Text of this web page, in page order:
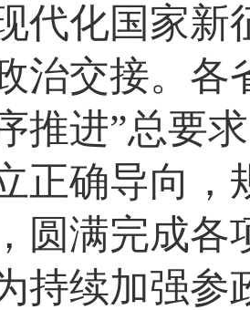
代化国家新
治交接。各
推进”总要
正确导向，
圆满完成各
持续加强参